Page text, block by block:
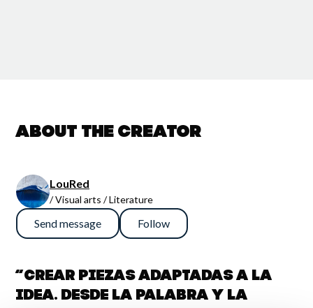
About the creator
LouRed
/ Visual arts / Literature
Send message Follow
“Crear piezas adaptadas a la
idea. Desde la palabra y la